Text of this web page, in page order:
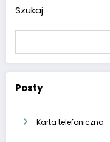
Szukaj
Posty
Karta telefoniczna